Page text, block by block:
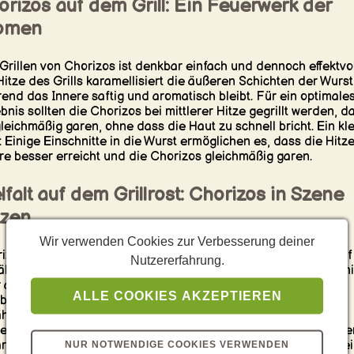
auf dem Grill: Ein Feuerwerk der
von Chorizos ist denkbar einfach und dennoch
des Grills karamellisiert die äußeren Schichten der
das Innere saftig und aromatisch bleibt. Für ein
sollten die Chorizos bei mittlerer Hitze gegrillt werden,
garen, ohne dass die Haut zu schnell bricht. Ein
Einige Einschnitte in die Wurst ermöglichen es, dass die
besser erreicht und die Chorizos gleichmäßig garen.
auf dem Grillrost: Chorizos in Szene
sind wahre Alleskönner auf dem Grill und lassen sich auf
Weise genießen. Als Ganzes gegrillt, in Scheiben
Teil einer schmackhaften Grillspieß-Komposition, in
mit Gemüse oder anderen Fleischsorten, bieten sie
Möglichkeiten, das BBQ-Menü aufzupeppen. Auch in
von gegrilltem Brot, als würziger Zusatz zu Salaten
in einem rustikalen Eintopf direkt vom Grill – die Chorizo
Wir verwenden Cookies zur Verbesserung deiner
Nutzererfahrung.
ALLE COOKIES AKZEPTIEREN
NUR NOTWENDIGE COOKIES VERWENDEN